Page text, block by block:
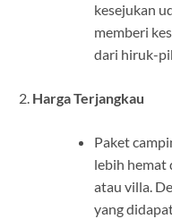
kesejukan
memberi
dari hiruk-
Harga Terjangkau
Paket
lebih hemat
atau villa.
yang